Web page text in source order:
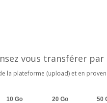
vous transférer par
la plateforme (upload) et en
10 Go 20 Go 50